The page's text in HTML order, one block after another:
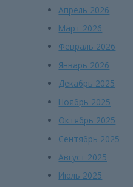
Апрель 2026
Март 2026
Февраль 2026
Январь 2026
Декабрь 2025
Ноябрь 2025
Октябрь 2025
Сентябрь 2025
Август 2025
Июль 2025